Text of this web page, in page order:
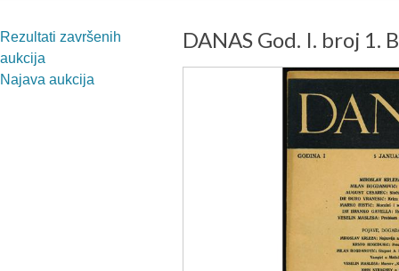
Rezultati završenih
aukcija
Najava aukcija
DANAS God. I. broj 1.